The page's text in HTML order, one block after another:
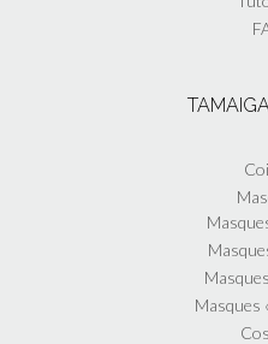
Masques